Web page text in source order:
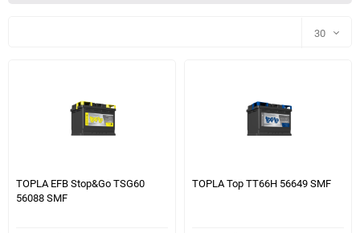
30
TOPLA EFB Stop&Go TSG60
56088 SMF
TOPLA Top TT66H 56649 SMF